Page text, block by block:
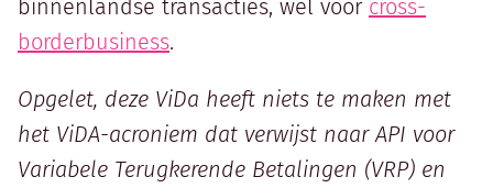
binnenlandse transacties, wel voor cross-
borderbusiness.
Opgelet, deze ViDa heeft niets te maken met
het ViDA-acroniem dat verwijst naar API voor
Variabele Terugkerende Betalingen (VRP) en